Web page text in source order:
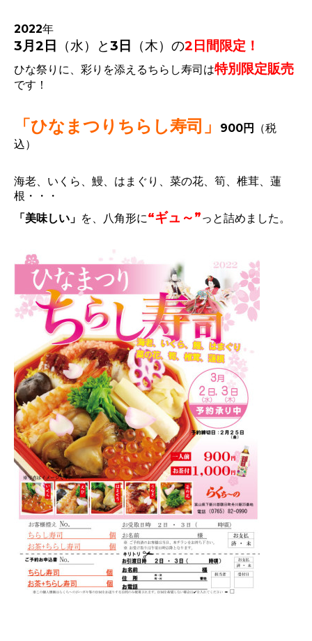
2022年
3月2日 （水） と3日 （木） の2日間限定！
ひな祭りに、彩りを添えるちらし寿司は特別限定販売
です！
「ひなまつりちらし寿司」 900円
（税
込）
海老、いくら、鰻、はまぐり、菜の花、筍、椎茸、蓮
根・・・
「美味しい」 を、八角形に“ギュ～”っと詰めました。